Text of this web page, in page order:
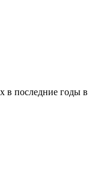
в последние годы в